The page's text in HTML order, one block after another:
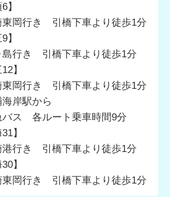
】
東岡行き 引橋下車より徒歩1分
】
島行き 引橋下車より徒歩1分
】
東岡行き 引橋下車より徒歩1分
岸駅から
バス 各ルート乗車時間9分
】
港行き 引橋下車より徒歩1分
】
東岡行き 引橋下車より徒歩1分